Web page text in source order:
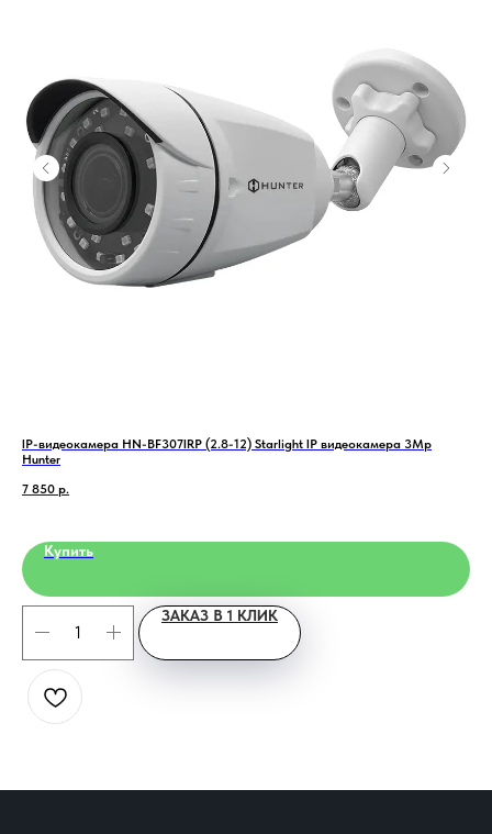
Home Catalog Favorites Cart
IP-видеокамера HN-BF307IRP (2.8-12) Starlight IP видеокамера 3Mp
Hunter
7 850 р.
Купить
ЗАКАЗ В 1 КЛИК